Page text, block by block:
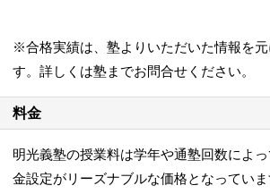
※合格実績は、塾よりいただいた情報を元
す。詳しくは塾までお問合せください。
料金
明光義塾の授業料は学年や通塾回数によ
金設定がリーズナブルな価格となってい